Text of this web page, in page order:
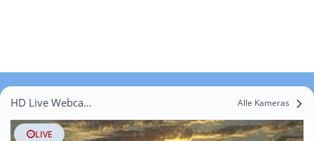
HD Live Webcams Engbüttel Alle Kameras
LIVE